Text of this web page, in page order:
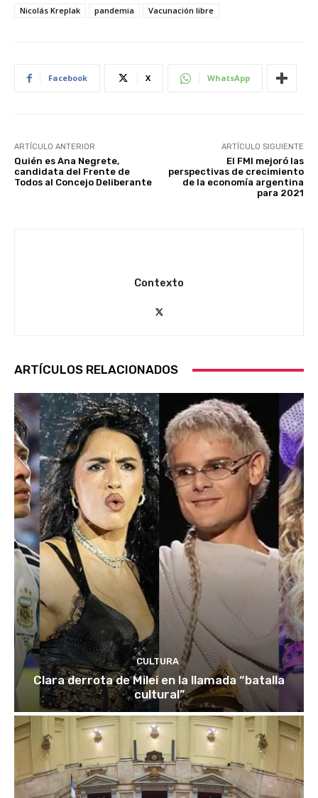
Nicolás Kreplak pandemia Vacunación libre
Facebook X WhatsApp
ARTÍCULO ANTERIOR
Quién es Ana Negrete,
candidata del Frente de
Todos al Concejo Deliberante
ARTÍCULO SIGUIENTE
El FMI mejoró las
perspectivas de crecimiento
de la economía argentina
para 2021
Contexto
ARTÍCULOS RELACIONADOS
CULTURA
Clara derrota de Milei en la llamada “batalla
cultural”